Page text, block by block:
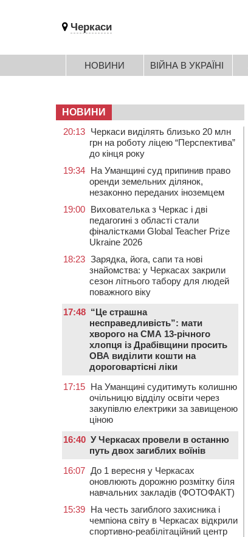
Черкаси
НОВИНИ ВІЙНА В УКРАЇНІ
НОВИНИ
20:13 Черкаси виділять близько 20 млн
грн на роботу ліцею “Перспектива”
до кінця року
19:34 На Уманщині суд припинив право
оренди земельних ділянок,
незаконно переданих іноземцем
19:00 Вихователька з Черкас і дві
педагогині з області стали
фіналістками Global Teacher Prize
Ukraine 2026
18:23 Зарядка, йога, сапи та нові
знайомства: у Черкасах закрили
сезон літнього табору для людей
поважного віку
17:48 “Це страшна
несправедливість”: мати
хворого на СМА 13-річного
хлопця із Драбівщини просить
ОВА виділити кошти на
дороговартісні ліки
17:15 На Уманщині судитимуть колишню
очільницю відділу освіти через
закупівлю електрики за завищеною
ціною
16:40 У Черкасах провели в останню
путь двох загиблих воїнів
16:07 До 1 вересня у Черкасах
оновлюють дорожню розмітку біля
навчальних закладів (ФОТОФАКТ)
15:39 На честь загиблого захисника і
чемпіона світу в Черкасах відкрили
спортивно-реабілітаційний центр